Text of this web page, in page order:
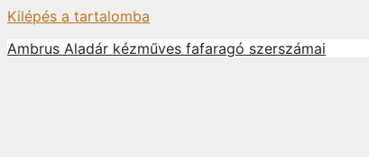
Kilépés a tartalomba
Ambrus Aladár kézműves fafaragó szerszámai